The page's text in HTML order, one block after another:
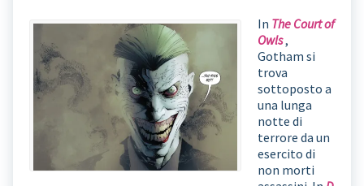
In The Court of
Owls,
Gotham si
trova
sottoposto a
una lunga
notte di
terrore da un
esercito di
non morti